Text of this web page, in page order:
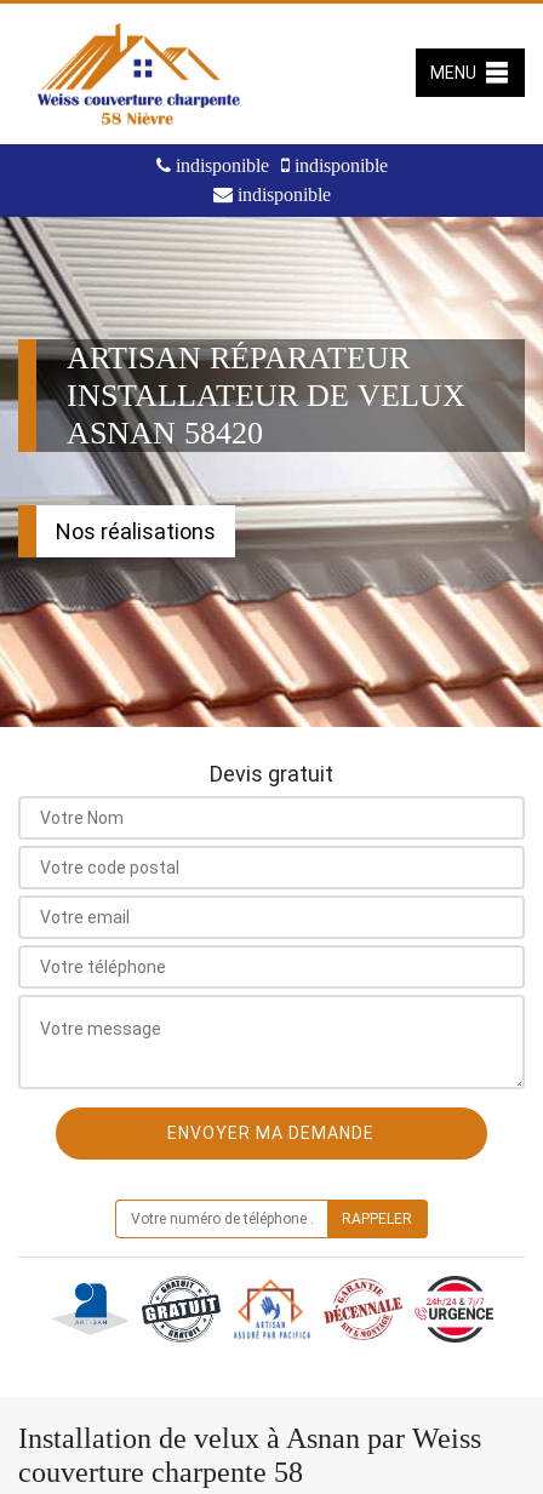
indisponible
indisponible
indisponible
MENU
ARTISAN RÉPARATEUR
INSTALLATEUR DE VELUX
ASNAN 58420
Nos réalisations
Devis gratuit
Installation de velux à Asnan par Weiss
couverture charpente 58